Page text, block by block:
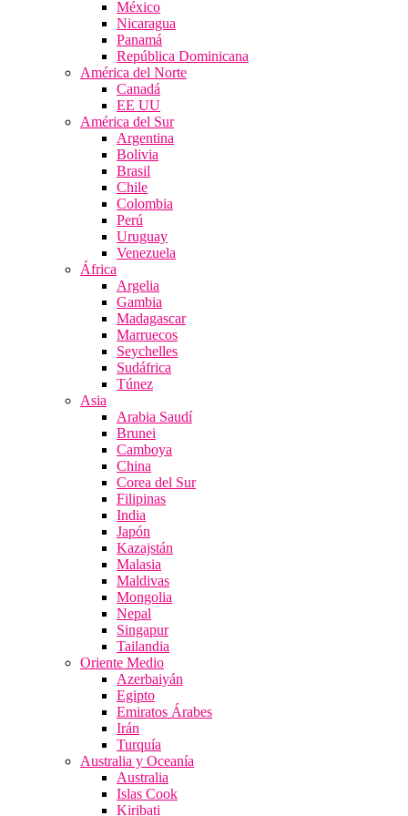
México
Nicaragua
Panamá
República Dominicana
América del Norte
Canadá
EE UU
América del Sur
Argentina
Bolivia
Brasil
Chile
Colombia
Perú
Uruguay
Venezuela
África
Argelia
Gambia
Madagascar
Marruecos
Seychelles
Sudáfrica
Túnez
Asia
Arabia Saudí
Brunei
Camboya
China
Corea del Sur
Filipinas
India
Japón
Kazajstán
Malasia
Maldivas
Mongolia
Nepal
Singapur
Tailandia
Oriente Medio
Azerbaiyán
Egipto
Emiratos Árabes
Irán
Turquía
Australia y Oceanía
Australia
Islas Cook
Kiribati